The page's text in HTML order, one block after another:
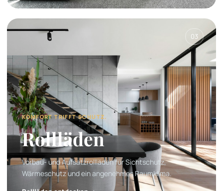
03
KOMFORT TRIFFT SCHUTZ.
Rollläden
Vorbau- und Aufsatzrollläden für Sichtschutz,
Wärmeschutz und ein angenehmes Raumklima.